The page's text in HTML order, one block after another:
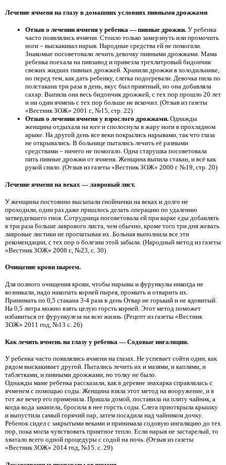
Лечение ячменя на глазу в домашних условиях пивными дрожжами
Отзыв о лечении ячменя у ребенка — пивные дрожжи. У ребенка
часто появлялись ячмени. Стоило только замерзнуть или промочить
ноги – выскакивал нарыв. Народные средства ей не помогали.
Знакомые посоветовали лечить девочку пивными дрожжами. Мама
ребенка поехала на пивзавод и привезла трехлитровый бидончик
свежих жидких пивных дрожжей. Хранили дрожжи в холодильнике,
но перед тем, как дать ребенку, слегка подогревали. Девочка пила по
полстакана три раза в день, вкус был приятный, но она добавляла
сахар. Выпила она весь бидончик дрожжей, с тех пор прошло 20 лет
и ни один ячмень с тех пор больше не вскочил. (Отзыв из газеты
«Вестник ЗОЖ» 2001 г., №15, стр. 22)
Отзыв о лечении ячменя у взрослого дрожжами. Однажды
женщина отдыхала на юге и сполоснула в жару ноги в прохладном
арыке. На другой день все веки покрылись нарывами, так что глаза
не открывались. В больнице пытались лечить её разными
средствами – ничего не помогало. Одна старушка посоветовала
пить пивные дрожжи от ячменя. Женщина выпила стакан, и всё как
рукой сняло. (Отзыв из газеты «Вестник ЗОЖ» 2000 г. №19, стр. 20)
Лечение ячменя на веках — лавровый лист.
У женщины постоянно высыпали гнойнички на веках и долго не
проходили, один раз даже пришлось делать операцию по удалению
затвердевшего гноя. Сотрудница посоветовала ей при варке еды добавлять
в три раза больше лаврового листа, чем обычно, кроме того три дня жевать
лавровые листики не проглатывая их. Больная выполнила все эти
рекомендации, с тех пор о болезни этой забыла. (Народный метод из газеты
«Вестник ЗОЖ» 2008 г., №23, с. 30)
Очищение крови пыреем.
Для полного очищения крови, чтобы нарывы и фурункулы никогда не
возникали, надо накопать корней пырея, промыть и отварить их.
Принимать по 0,5 стакана 3-4 раза в день Отвар не горький и не ядовитый.
На 0,5 литра можно взять целую горсть корней. Этот метод поможет
избавиться от фурункулеза на всю жизнь. (Рецепт из газеты «Вестник
ЗОЖ» 2011 год, №13 с. 26)
Как лечить ячмень на глазу у ребенка — Содовые ингаляции.
У ребенка часто появлялись ячмени на глазах. Не успевает сойти один, как
рядом выскакивает другой. Пытались лечить их и мазями, и каплями, и
таблетками, и пивными дрожжами, но толку не было.
Однажды маме ребенка рассказали, как в деревне знахарка справлялась с
ячменем с помощью соды. Женщина взяла этот метод на вооружение, и в
тот же вечер его применила. Пришла домой, поставила на плиту чайник, а
когда вода закипела, бросила в нее горсть соды. Слега приоткрыла крышку
и выпустила самый горячий пар, затем посадила над чайником дочку.
Ребенок сидел с закрытыми веками и принимала содовую ингаляцию до тех
пор, пока могла чувствовать приятное тепло. Если нарыв не застарелый, то
хватало всего одной процедуры с содой на ночь. (Отзыв из газеты
«Вестник ЗОЖ» 2014 год, №15. с. 29)